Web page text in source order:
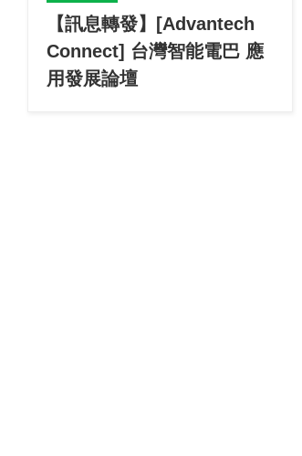
【訊息轉發】[Advantech
Connect] 台灣智能電巴 應
用發展論壇